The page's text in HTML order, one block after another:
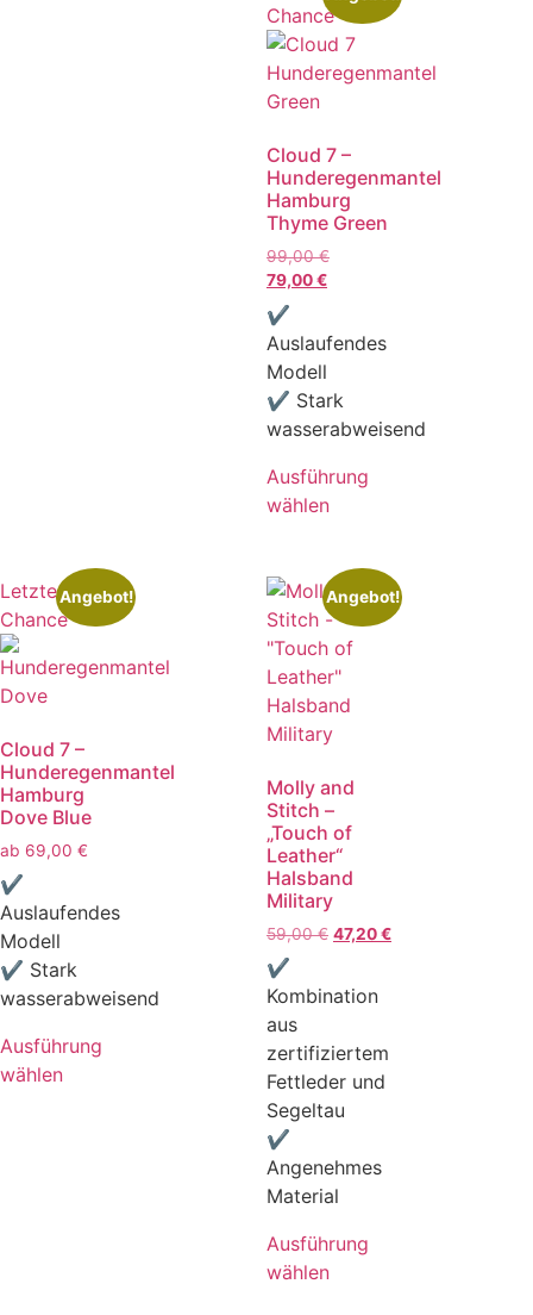
Chance
Cloud 7 –
Hunderegenmantel
Hamburg
Thyme Green
99,00€
79,00€
✔
Auslaufendes
Modell
✔ Stark
wasserabweisend
Ausführung
wählen
Letzte
Chance
Angebot!
Cloud 7 –
Hunderegenmantel
Hamburg
Dove Blue
ab 69,00 €
✔
Auslaufendes
Modell
✔ Stark
wasserabweisend
Ausführung
wählen
Angebot!
Molly and
Stitch –
„Touch of
Leather“
Halsband
Military
59,00€ 47,20€
✔
Kombination
aus
zertifiziertem
Fettleder und
Segeltau
✔
Angenehmes
Material
Ausführung
wählen